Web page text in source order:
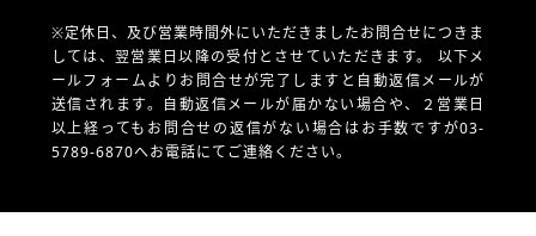
※定休日、及び営業時間外にいただきましたお問合せにつきま
しては、翌営業日以降の受付とさせていただきます。 以下メ
ールフォームよりお問合せが完了しますと自動返信メールが
送信されます。自動返信メールが届かない場合や、
２営業日
以上経ってもお問合せの返信がない場合はお手数ですが03-
5789-6870へお電話にてご連絡ください。